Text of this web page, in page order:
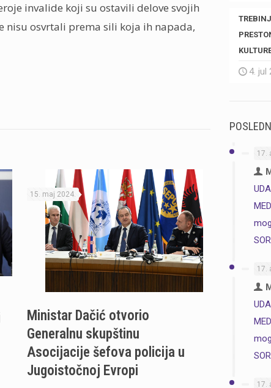
invalide koji su ostavili delove svojih
nisu osvrtali prema sili koja ih napada,
15. maj 2024.
Ministar Dačić otvorio
Generalnu skupštinu
Asocijacije šefova policija u
Jugoistočnoj Evropi
4. jul
17.
17.
17.